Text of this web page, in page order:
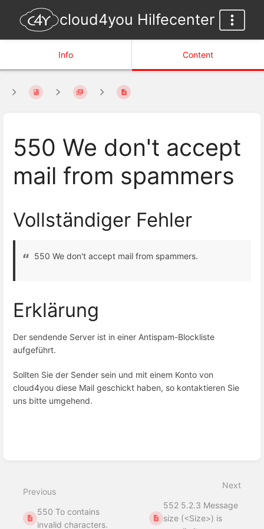
cloud4you Hilfecenter
Info Content
550 We don't accept
mail from spammers
Vollständiger Fehler
550 We don't accept mail from spammers.
Erklärung
Der sendende Server ist in einer Antispam-Blockliste
aufgeführt.
Sollten Sie der Sender sein und mit einem Konto von
cloud4you diese Mail geschickt haben, so kontaktieren Sie
uns bitte umgehend.
Previous
550 To contains
invalid characters.
Next
552 5.2.3 Message
size (<Size>) is